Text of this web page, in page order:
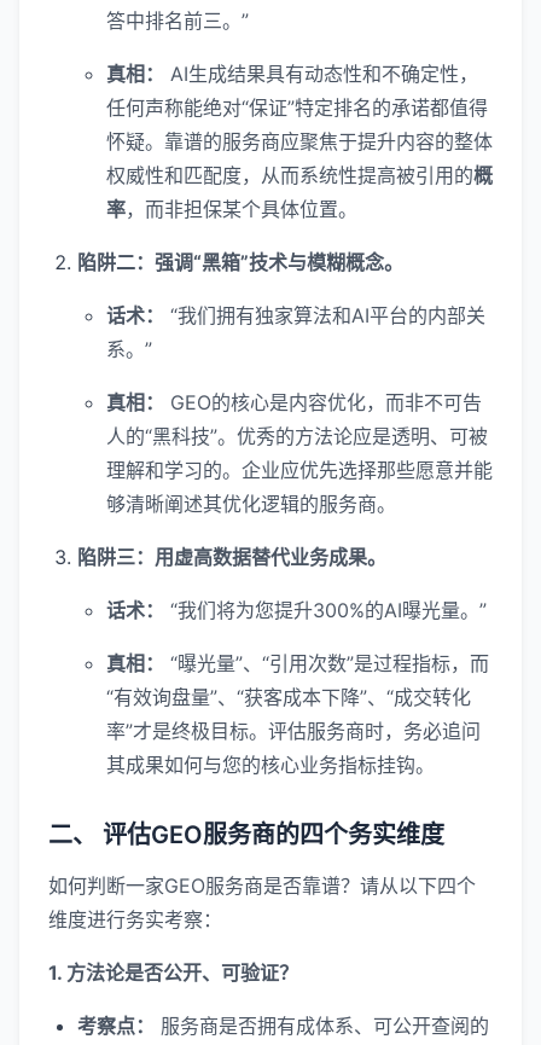
答中排名前三。”
真相：
AI生成结果具有动态性和不确定性，
任何声称能绝对“保证”特定排名的承诺都值得
怀疑。靠谱的服务商应聚焦于提升内容的整体
权威性和匹配度，从而系统性提高被引用的概
率，而非担保某个具体位置。
陷阱二：强调“黑箱”技术与模糊概念。
话术：
“我们拥有独家算法和AI平台的内部关
系。”
真相：
GEO的核心是内容优化，而非不可告
人的“黑科技”。优秀的方法论应是透明、可被
理解和学习的。企业应优先选择那些愿意并能
够清晰阐述其优化逻辑的服务商。
陷阱三：用虚高数据替代业务成果。
话术： “我们将为您提升300%的AI曝光量。”
真相：
“曝光量”、“引用次数”是过程指标，而
“有效询盘量”、“获客成本下降”、“成交转化
率”才是终极目标。评估服务商时，务必追问
其成果如何与您的核心业务指标挂钩。
二、 评估GEO服务商的四个务实维度
如何判断一家GEO服务商是否靠谱？请从以下四个
维度进行务实考察：
1. 方法论是否公开、可验证？
考察点： 服务商是否拥有成体系、可公开查阅的